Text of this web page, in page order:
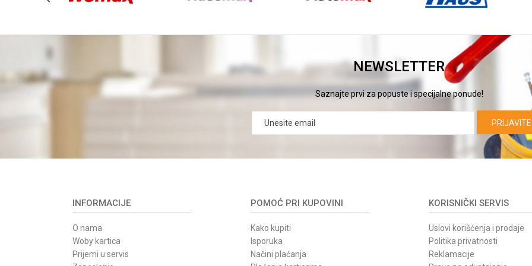
NEWSLETTER
Saznajte prvi za popuste i specijalne ponude!
INFORMACIJE
O nama
Woby kartica
Prijemi u servis
POMOĆ PRI KUPOVINI
Kako kupiti
Isporuka
Načini plaćanja
KORISNIČKI SERVIS
Uslovi korišćenja i prodaje
Politika privatnosti
Reklamacije